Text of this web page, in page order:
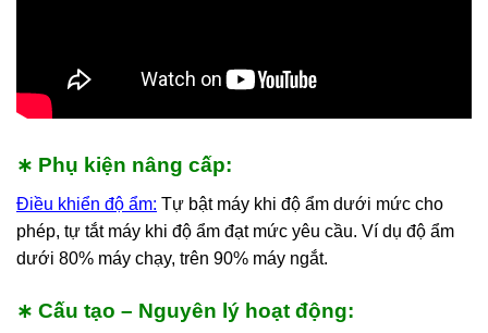
∗ Phụ kiện nâng cấp:
Điều khiển độ ẩm: Tự bật máy khi độ ẩm dưới mức cho
phép, tự tắt máy khi độ ẩm đạt mức yêu cầu. Ví dụ độ ẩm
dưới 80% máy chạy, trên 90% máy ngắt.
∗ Cấu tạo – Nguyên lý hoạt động: